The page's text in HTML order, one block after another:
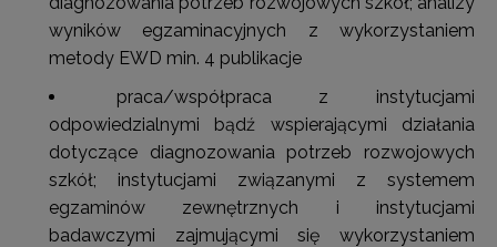
wyników egzaminacyjnych z wykorzystaniem
metody EWD min. 4 publikacje
praca/współpraca z instytucjami
odpowiedzialnymi bądź wspierającymi działania
dotyczące diagnozowania potrzeb rozwojowych
szkół; instytucjami związanymi z systemem
egzaminów zewnętrznych i instytucjami
badawczymi zajmującymi się wykorzystaniem